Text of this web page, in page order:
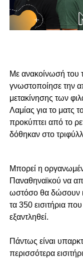
Με ανακοίνωσή του
γνωστοποίησε την
μετακίνησης των
Λαμίας για το ματς
προκύπτει από το
δόθηκαν στο
Mπορεί η
Παναθηναϊκού να
ωστόσο θα δώσουν
τα 350 εισιτήρια
εξαντληθεί.
Πάντως είναι
περισσότερα